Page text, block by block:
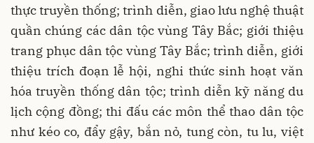
thực truyền thống; trình diễn, giao lưu nghệ thuật
quần chúng các dân tộc vùng Tây Bắc; giới thiệu
trang phục dân tộc vùng Tây Bắc; trình diễn, giới
thiệu trích đoạn lễ hội, nghi thức sinh hoạt văn
hóa truyền thống dân tộc; trình diễn kỹ năng du
lịch cộng đồng; thi đấu các môn thể thao dân tộc
như kéo co, đẩy gậy, bắn nỏ, tung còn, tu lu, việt